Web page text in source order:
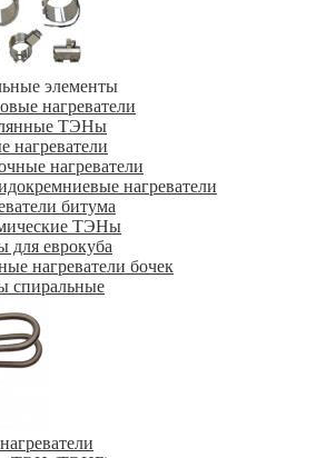
элементы
нагреватели
ТЭНы
нагреватели
нагреватели
нагреватели
битума
ТЭНы
еврокуба
нагреватели бочек
спиральные